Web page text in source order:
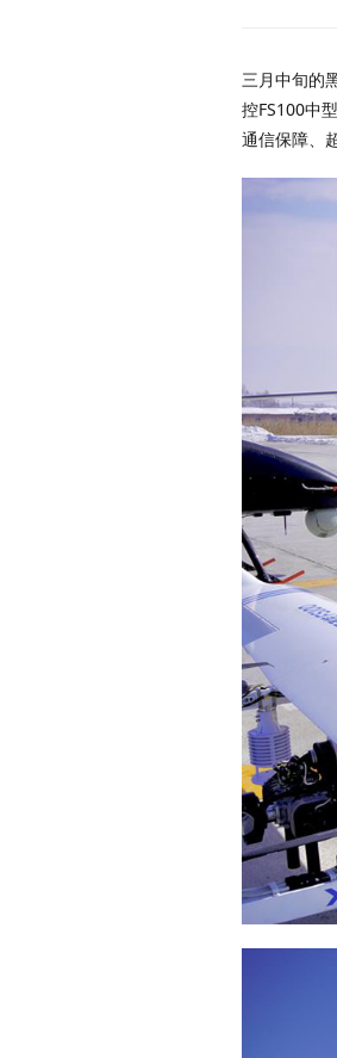
三月中旬的黑河，寒流依旧，但这丝毫无法阻挡一群先行者的脚步。星展测控公司参加黑龙江省应急厅组织的应急航空（无人机）能力实地测试，星展测
控FS100中
通信保障、